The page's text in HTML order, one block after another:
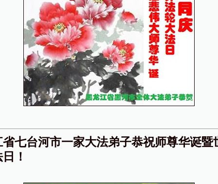
七台河市一家大法弟子恭祝师尊华诞暨
！